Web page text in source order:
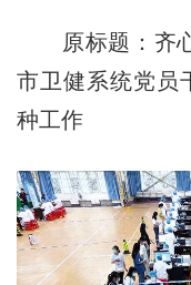
原标题：齐心
市卫健系统党员
种工作